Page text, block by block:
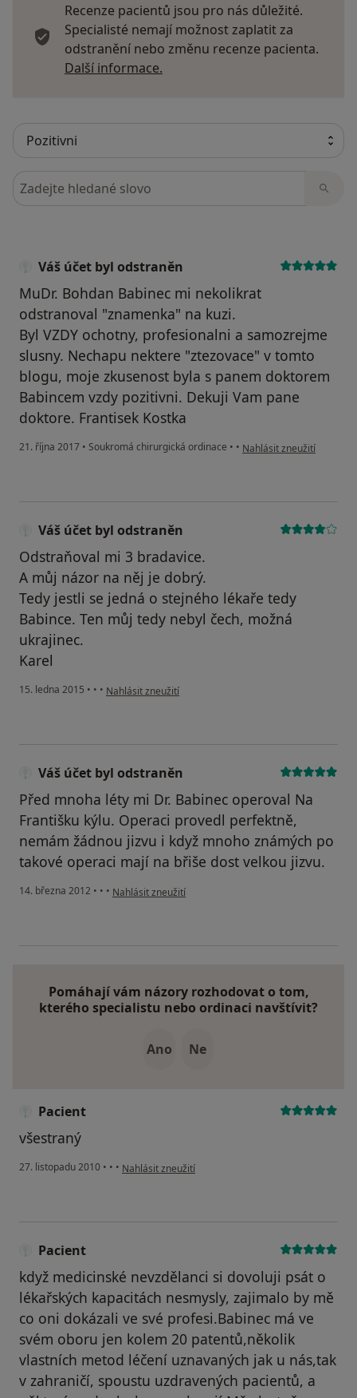
Recenze pacientů jsou pro nás důležité.
Specialisté nemají možnost zaplatit za
odstranění nebo změnu recenze pacienta.
Další informace.
Hledejte v názorech
Váš účet byl odstraněn
MuDr. Bohdan Babinec mi nekolikrat
odstranoval "znamenka" na kuzi.
Byl VZDY ochotny, profesionalni a samozrejme
slusny. Nechapu nektere "ztezovace" v tomto
blogu, moje zkusenost byla s panem doktorem
Babincem vzdy pozitivni. Dekuji Vam pane
doktore. Frantisek Kostka
21. října 2017 • Soukromá chirurgická ordinace • • podle názoru uživatele
Nahlásit zneužití
Váš účet byl odstraněn
Odstraňoval mi 3 bradavice.
A můj názor na něj je dobrý.
Tedy jestli se jedná o stejného lékaře tedy
Babince. Ten můj tedy nebyl čech, možná
ukrajinec.
Karel
15. ledna 2015 • • • podle názoru uživatele Váš účet byl odstraněn
Nahlásit zneužití
Váš účet byl odstraněn
Před mnoha léty mi Dr. Babinec operoval Na
Františku kýlu. Operaci provedl perfektně,
nemám žádnou jizvu i když mnoho známých po
takové operaci mají na břiše dost velkou jizvu.
14. března 2012 • • • podle názoru uživatele Váš účet byl odstraněn
Nahlásit zneužití
Pomáhají vám názory rozhodovat o tom,
kterého specialistu nebo ordinaci navštívit?
Ano Ne
Pacient
všestraný
27. listopadu 2010 • • • podle názoru uživatele Pacient
Nahlásit zneužití
Pacient
když medicinské nevzdělanci si dovoluji psát o
lékařských kapacitách nesmysly, zajimalo by mě
co oni dokázali ve své profesi.Babinec má ve
svém oboru jen kolem 20 patentů,několik
vlastních metod léčení uznavaných jak u nás,tak
v zahraničí, spoustu uzdravených pacientů, a